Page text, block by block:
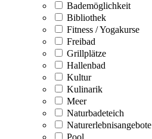
Bademöglichkeit
Bibliothek
Fitness / Yogakurse
Freibad
Grillplätze
Hallenbad
Kultur
Kulinarik
Meer
Naturbadeteich
Naturerlebnisangebote